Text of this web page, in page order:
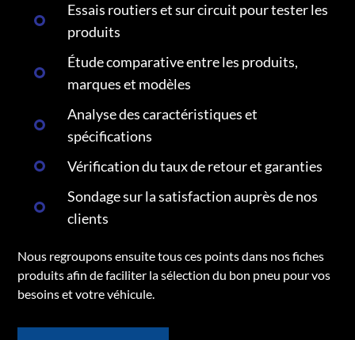
Essais routiers et sur circuit pour tester les
produits
Étude comparative entre les produits,
marques et modèles
Analyse des caractéristiques et
spécifications
Vérification du taux de retour et garanties
Sondage sur la satisfaction auprès de nos
clients
Nous regroupons ensuite tous ces points dans nos fiches
produits afin de faciliter la sélection du bon pneu pour vos
besoins et votre véhicule.